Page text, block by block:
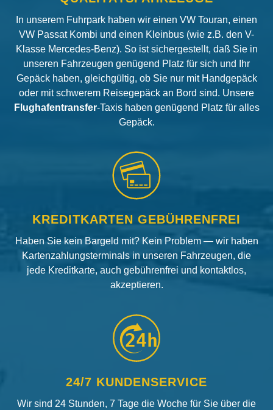
In unserem Fuhrpark haben wir einen VW Touran, einen
VW Passat Kombi und einen Kleinbus (wie z.B. den V-
Klasse Mercedes-Benz). So ist sichergestellt, daß Sie in
unseren Fahrzeugen genügend Platz für sich und Ihr
Gepäck haben, gleichgültig, ob Sie nur mit Handgepäck
oder mit schwerem Reisegepäck an Bord sind. Unsere
Flughafentransfer-Taxis haben genügend Platz für alles
Gepäck.
KREDITKARTEN GEBÜHRENFREI
Haben Sie kein Bargeld mit? Kein Problem — wir haben
Kartenzahlungsterminals in unseren Fahrzeugen, die
jede Kreditkarte, auch gebührenfrei und kontaktlos,
akzeptieren.
24h
24/7 KUNDENSERVICE
Wir sind 24 Stunden, 7 Tage die Woche für Sie über die